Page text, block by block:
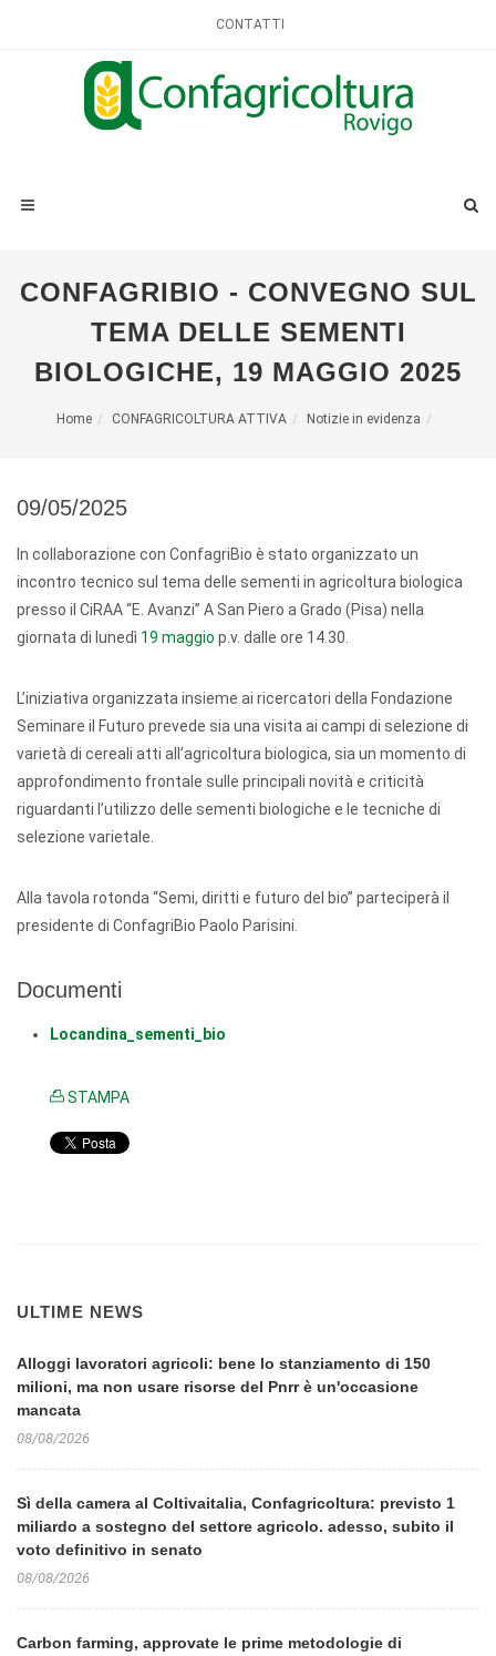
CONTATTI
CONFAGRIBIO - CONVEGNO SUL
TEMA DELLE SEMENTI
BIOLOGICHE, 19 MAGGIO 2025
Home CONFAGRICOLTURA ATTIVA Notizie in evidenza
09/05/2025
In collaborazione con ConfagriBio è stato organizzato un
incontro tecnico sul tema delle sementi in agricoltura biologica
presso il CiRAA “E. Avanzi” A San Piero a Grado (Pisa) nella
giornata di lunedì 19 maggio p.v. dalle ore 14.30.
L’iniziativa organizzata insieme ai ricercatori della Fondazione
Seminare il Futuro prevede sia una visita ai campi di selezione di
varietà di cereali atti all’agricoltura biologica, sia un momento di
approfondimento frontale sulle principali novità e criticità
riguardanti l’utilizzo delle sementi biologiche e le tecniche di
selezione varietale.
Alla tavola rotonda “Semi, diritti e futuro del bio” parteciperà il
presidente di ConfagriBio Paolo Parisini.
Documenti
Locandina_sementi_bio
STAMPA
ULTIME NEWS
Alloggi lavoratori agricoli: bene lo stanziamento di 150
milioni, ma non usare risorse del Pnrr è un'occasione
mancata
08/08/2026
Sì della camera al Coltivaitalia, Confagricoltura: previsto 1
miliardo a sostegno del settore agricolo. adesso, subito il
voto definitivo in senato
08/08/2026
Carbon farming, approvate le prime metodologie di